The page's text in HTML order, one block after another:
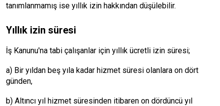
tanımlanmamış ise yıllık izin hakkından düşülebilir.
Yıllık izin süresi
İş Kanunu'na tabi çalışanlar için yıllık ücretli izin süresi;
a) Bir yıldan beş yıla kadar hizmet süresi olanlara on dört
günden,
b) Altıncı yıl hizmet süresinden itibaren on dördüncü yıl